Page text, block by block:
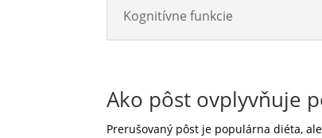
Kognitívne funkcie
Ako pôst ovplyvňuje
Prerušovaný pôst je populárna diéta,